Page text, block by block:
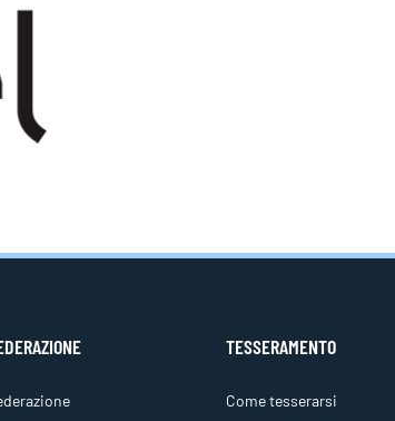
TESSERAMENTO
Come tesserarsi